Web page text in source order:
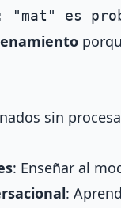
sin
: Enseñar al
: